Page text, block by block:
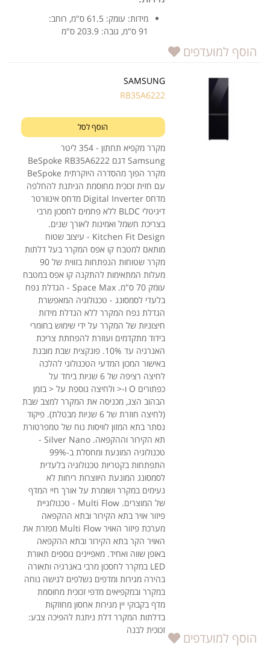
הוסף למועדפים
מידות: עומק: 61.5 ס"מ, רוחב:
91 ס"מ, גובה: 203.9 ס"מ
הוסף למועדפים
SAMSUNG
RB35A6222
הוסף לסל
מקרר מקפיא תחתון - 354 ליטר
Samsung דגם BeSpoke RB35A6222
מקרר הפוך מהסדרה היוקרתית BeSpoke
עם חזית זכוכית מחוסמת הניתנת להחלפה
מדחס Digital Inverter מדחס אינוורטר
דיגיטלי BLDC ללא פחמים לחסכון מרבי
בצריכת חשמל ואמינות לאורך שנים.
Kitchen Fit Design - עיצוב שטוח
מותאם למטבח קו אפס המקרר בעל דלתות
מקרר שטוחות הנפתחות בזווית של 90
מעלות המתאימות להתקנה קו אפס במטבח
עומק 70 ס"מ. Space Max - הגדלת נפח
בלעדי לסמסונג - טכנולוגיה המאפשרת
הגדלת נפח המקרר ללא הגדלת מידות
חיצוניות של המקרר על ידי שימוש בחומרי
בידוד מתקדמים ועוזרת להפחתת צריכת
האנרגיה עד 10%. פונקצית שבת מובנת
באישור המכון המדעי הטכנולוגי להלכה
לחיצה רציפה של 6 שניות ביחד על
כפתורים O ו-< ולחיצה נוספת על < בזמן
הבהוב הצג, מכניסה את המקרר למצב שבת
(לחיצה חוזרת של 6 שניות מבטלת). פיקוד
נסתר בתא המזון לוויסות נוח של טמפרטורת
תא הקירור וההקפאה. Silver Nano -
טכנולוגיה המונעת ומחסלת ב-99%
התפתחות בקטריות טכנולוגיה בלעדית
לסמסונג המונעת היווצרות ריחות לא
נעימים במקרר ושומרת על אורך חיי המדף
של המוצרים. Multi Flow - טכנולוגיית
פיזור אויר בתא הקירור ובתא ההקפאה
מערכת פיזור האויר Multi Flow מפזרת את
האויר הקר בתא הקירור ובתא ההקפאה
באופן שווה ואחיד. מאפיינים נוספים תאורת
LED במקרר לחסכון מרבי באנרגיה ותאורה
בהירה מגירות ומדפים נשלפים לגישה נוחה
במקרר ובמקפיאים מדפי זכוכית מחוסמת
מדף בקבוקי יין מגירות אחסון מחוזקות
בדלתות המקרר דלת ניתנת להפיכה צבע:
זכוכית לבנה